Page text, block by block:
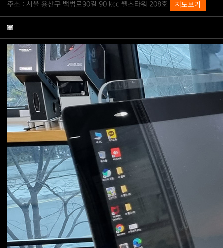
주소 : 서울 용산구 백범로90길 90 kcc 웰츠타워 208호 지도보기